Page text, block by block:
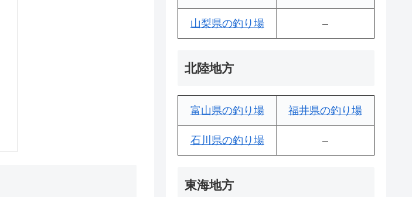
山梨県の釣り場 –
北陸地方
富山県の釣り場 福井県の釣り場
石川県の釣り場 –
東海地方